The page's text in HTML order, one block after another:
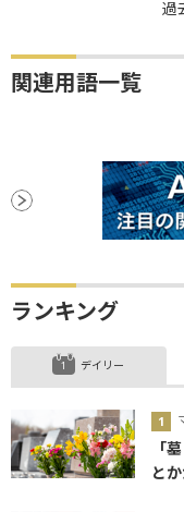
過
関連用語一覧
ランキング
デイリー
「
と